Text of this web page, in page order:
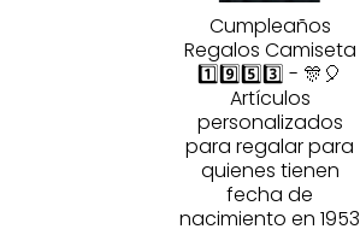
Cumpleaños
Regalos Camiseta
1️⃣9️⃣5️⃣3️⃣ - 🎊🎈
Artículos
personalizados
para regalar para
quienes tienen
fecha de
nacimiento en 1953